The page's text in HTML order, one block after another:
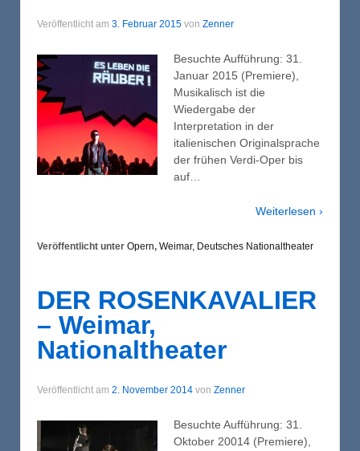
Veröffentlicht am 3. Februar 2015 von Zenner
Besuchte Aufführung: 31.
Januar 2015 (Premiere),
Musikalisch ist die
Wiedergabe der
Interpretation in der
italienischen Originalsprache
der frühen Verdi-Oper bis
auf…
Weiterlesen ›
Veröffentlicht unter Opern, Weimar, Deutsches Nationaltheater
DER ROSENKAVALIER
– Weimar,
Nationaltheater
Veröffentlicht am 2. November 2014 von Zenner
Besuchte Aufführung: 31.
Oktober 20014 (Premiere),